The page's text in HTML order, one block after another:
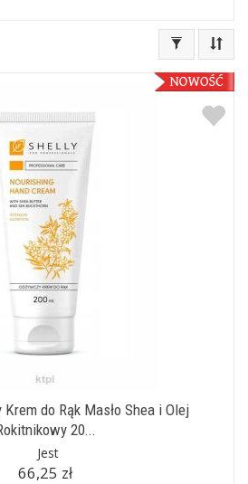
do Rąk Masło Shea i Olej
20...
Jest
66,25 zł